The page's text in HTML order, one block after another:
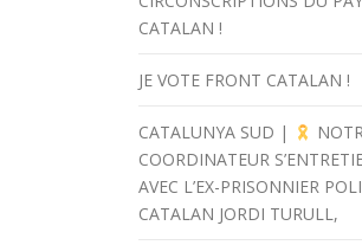
CATALAN !
JE VOTE FRONT CATALAN !
CATALUNYA SUD |
COORDINATEUR
AVEC L’EX-PRISONNIER
CATALAN JORDI TURULL,